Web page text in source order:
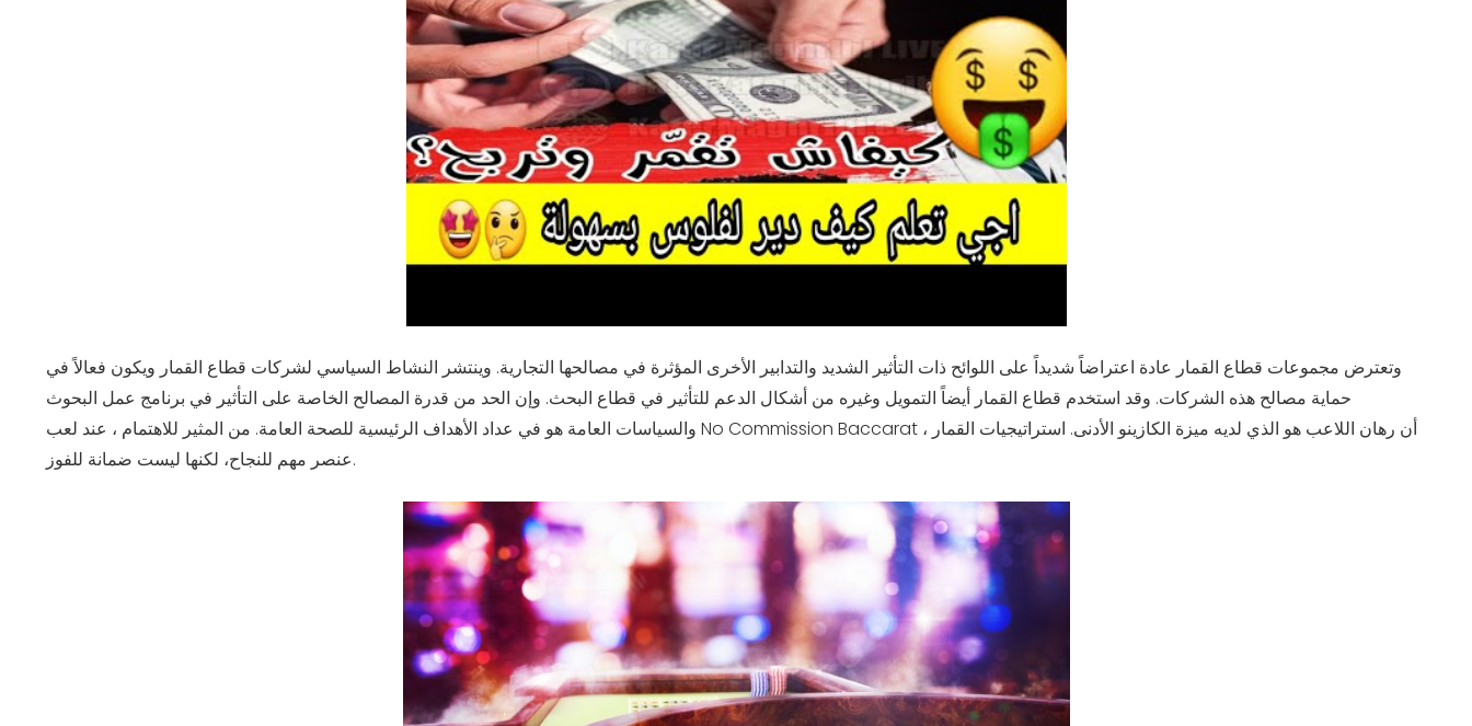
وتعترض مجموعات قطاع القمار عادة اعتراضاً شديداً على اللوائح ذات التأثير الشديد والتدابير الأخرى المؤثرة في مصالحها التجارية. وينتشر النشاط السياسي لشركات قطاع القمار ويكون فعالاً في
حماية مصالح هذه الشركات. وقد استخدم قطاع القمار أيضاً التمويل وغيره من أشكال الدعم للتأثير في قطاع البحث. وإن الحد من قدرة المصالح الخاصة على التأثير في برنامج عمل البحوث
والسياسات العامة هو في عداد الأهداف الرئيسية للصحة العامة. من المثير للاهتمام ، عند لعب No Commission Baccarat ، أن رهان اللاعب هو الذي لديه ميزة الكازينو الأدنى. استراتيجيات القمار
عنصر مهم للنجاح، لكنها ليست ضمانة للفوز.